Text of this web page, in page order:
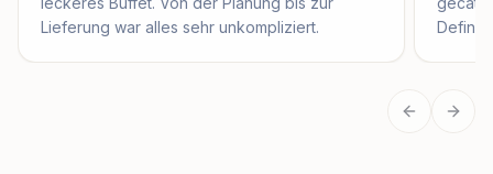
Lieferung war alles sehr unkompliziert.
Vorherige